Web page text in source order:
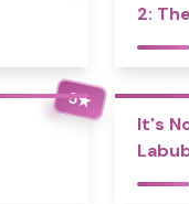
2:
5★
It's